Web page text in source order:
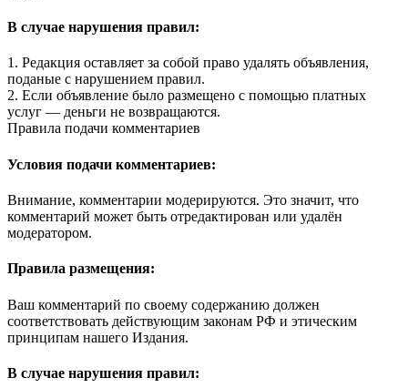
В случае нарушения правил:
1. Редакция оставляет за собой право удалять объявления,
поданые с нарушением правил.
2. Если объявление было размещено с помощью платных
услуг — деньги не возвращаются.
Правила подачи комментариев
Условия подачи комментариев:
Внимание, комментарии модерируются. Это значит, что
комментарий может быть отредактирован или удалён
модератором.
Правила размещения:
Ваш комментарий по своему содержанию должен
соответствовать действующим законам РФ и этическим
принципам нашего Издания.
В случае нарушения правил: